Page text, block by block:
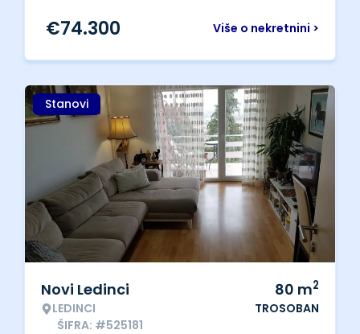
Više o nekretnini >
€74.300
Stanovi
Novi Ledinci
LEDINCI
ŠIFRA: #525181
80 m2
TROSOBAN